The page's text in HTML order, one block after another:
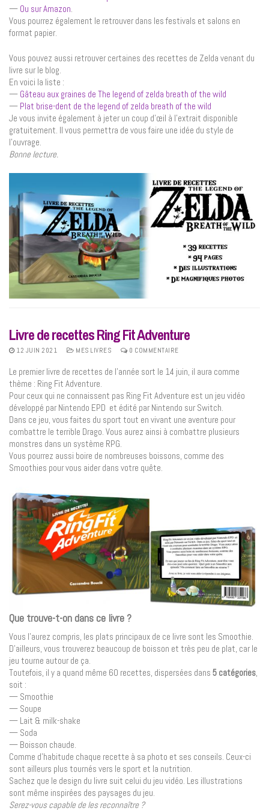
— Ou sur Amazon.
Vous pourrez également le retrouver dans les festivals et salons en
format papier.
Vous pouvez aussi retrouver certaines des recettes de Zelda venant du
livre sur le blog.
En voici la liste :
— Gâteau aux graines de The legend of zelda breath of the wild
— Plat brise-dent de the legend of zelda breath of the wild
Je vous invite également à jeter un coup d’œil à l’extrait disponible
gratuitement. Il vous permettra de vous faire une idée du style de
l’ouvrage.
Bonne lecture.
Livre de recettes Ring Fit Adventure
12 JUIN 2021 MES LIVRES 0 COMMENTAIRE
Le premier livre de recettes de l’année sort le 14 juin, il aura comme
thème : Ring Fit Adventure.
Pour ceux qui ne connaissent pas Ring Fit Adventure est un jeu vidéo
développé par Nintendo EPD et édité par Nintendo sur Switch.
Dans ce jeu, vous faites du sport tout en vivant une aventure pour
combattre le terrible Drago. Vous aurez ainsi à combattre plusieurs
monstres dans un système RPG.
Vous pourrez aussi boire de nombreuses boissons, comme des
Smoothies pour vous aider dans votre quête.
Que trouve-t-on dans ce livre ?
Vous l’aurez compris, les plats principaux de ce livre sont les Smoothie.
D’ailleurs, vous trouverez beaucoup de boisson et très peu de plat, car le
jeu tourne autour de ça.
Toutefois, il y a quand même 60 recettes, dispersées dans 5 catégories
soit :
— Smoothie
— Soupe
— Lait & milk-shake
— Soda
— Boisson chaude.
Comme d’habitude chaque recette à sa photo et ses conseils. Ceux-ci
sont ailleurs plus tournés vers le sport et la nutrition.
Sachez que le design du livre suit celui du jeu vidéo. Les illustrations
sont même inspirées des paysages du jeu.
Serez-vous capable de les reconnaître ?